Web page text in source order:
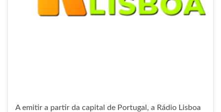
A emitir a partir da capital de Portugal, a Rádio Lisboa